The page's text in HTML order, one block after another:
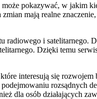
pokazywać, w jakim
mają realne
radiowego i satelitarnego.
Dzięki temu
interesują się
rozsądnych
dla osób działających